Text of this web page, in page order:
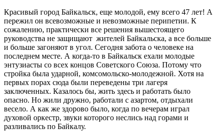
Красивый город Байкальск, еще молодой, ему всего 47 лет! А
пережил он всевозможные и невозможные перипетии. К
сожалению, практически все решения вышестоящего
руководства не защищают жителей Байкальска, а все больше
и больше загоняют в угол. Сегодня забота о человеке на
последнем месте. А когда-то в Байкальск ехали молодые
энтузиасты со всех концов Советского Союза. Потому что
стройка была ударной, комсомольско-молодежной. Хотя на
первых порах сюда были переведены три лагеря
заключенных. Казалось бы, жить здесь и работать было
опасно. Но жили дружно, работали с азартом, отдыхали
весело. А как же здорово было, когда по вечерам играл
духовой оркестр, звуки которого неслись над горами и
разливались по Байкалу.